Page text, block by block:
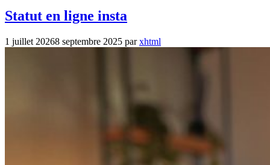
Statut en ligne insta
1 juillet 20268 septembre 2025 parxhtml